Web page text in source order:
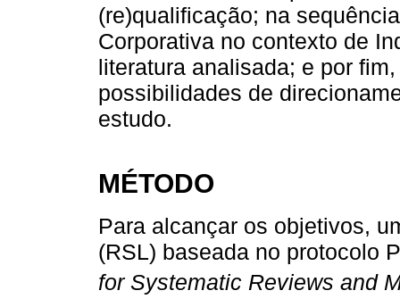
(re)qualificação; na
Corporativa no contexto de
literatura analisada; e por
possibilidades de
estudo.
MÉTODO
Para alcançar os objetivos,
(RSL) baseada no protocolo
for Systematic Reviews and